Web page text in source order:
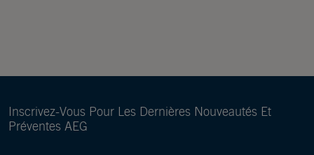
Inscrivez-Vous Pour Les Dernières Nouveautés Et
Préventes AEG